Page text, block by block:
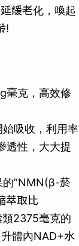
緩老化，喚起
!
毫克，高效修
吸收，利用率
透性，大大提
的”NMN(β-菸
萃取比
2375毫克的
體內NAD+水